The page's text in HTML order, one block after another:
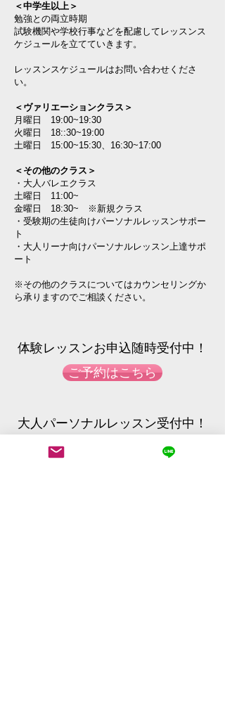
＜中学生以上＞
勉強との両立時期
試験機関や学校行事などを配慮してレッスンス
ケジュールを立てていきます。
レッスンスケジュールはお問い合わせくださ
い。
＜ヴァリエーションクラス＞
月曜日 19:00~19:30
火曜日 18::30~19:00
土曜日 15:00~15:30、16:30~17:00
＜その他のクラス＞
・大人バレエクラス
土曜日 11:00~
金曜日 18:30~ ※新規クラス
・受験期の生徒向けパーソナルレッスンサポー
ト
・大人リーナ向けパーソナルレッスン上達サポ
ート
​※その他のクラスについてはカウンセリングか
ら承りますのでご相談ください。
​体験レッスンお申込随時受付中！​​​​
ご予約はこちら
大人パーソナルレッスン受付中！